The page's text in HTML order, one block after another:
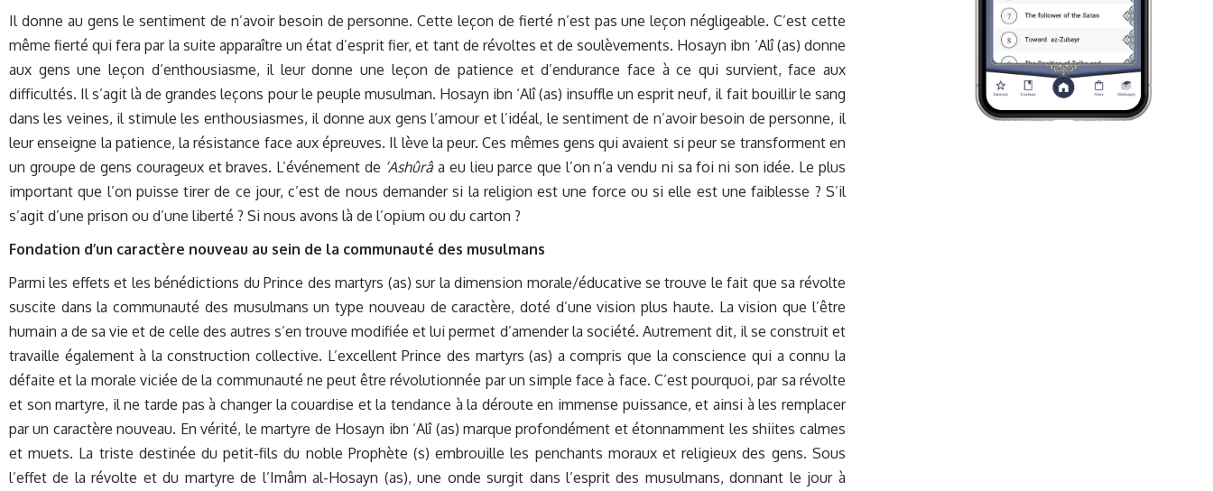
Il donne au gens le sentiment de n’avoir besoin de personne. Cette leçon de fierté n’est pas une leçon négligeable. C’est cette
même fierté qui fera par la suite apparaître un état d’esprit fier, et tant de révoltes et de soulèvements. Hosayn ibn ‘Alî (as) donne
aux gens une leçon d’enthousiasme, il leur donne une leçon de patience et d’endurance face à ce qui survient, face aux
difficultés. Il s’agit là de grandes leçons pour le peuple musulman. Hosayn ibn ‘Alî (as) insuffle un esprit neuf, il fait bouillir le sang
dans les veines, il stimule les enthousiasmes, il donne aux gens l’amour et l’idéal, le sentiment de n’avoir besoin de personne, il
leur enseigne la patience, la résistance face aux épreuves. Il lève la peur. Ces mêmes gens qui avaient si peur se transforment en
un groupe de gens courageux et braves. L’événement de ‘Ashûrâ a eu lieu parce que l’on n’a vendu ni sa foi ni son idée. Le plus
important que l’on puisse tirer de ce jour, c’est de nous demander si la religion est une force ou si elle est une faiblesse ? S’il
s’agit d’une prison ou d’une liberté ? Si nous avons là de l’opium ou du carton ?
Fondation d’un caractère nouveau au sein de la communauté des musulmans
Parmi les effets et les bénédictions du Prince des martyrs (as) sur la dimension morale/éducative se trouve le fait que sa révolte
suscite dans la communauté des musulmans un type nouveau de caractère, doté d’une vision plus haute. La vision que l’être
humain a de sa vie et de celle des autres s’en trouve modifiée et lui permet d’amender la société. Autrement dit, il se construit et
travaille également à la construction collective. L’excellent Prince des martyrs (as) a compris que la conscience qui a connu la
défaite et la morale viciée de la communauté ne peut être révolutionnée par un simple face à face. C’est pourquoi, par sa révolte
et son martyre, il ne tarde pas à changer la couardise et la tendance à la déroute en immense puissance, et ainsi à les remplacer
par un caractère nouveau. En vérité, le martyre de Hosayn ibn ‘Alî (as) marque profondément et étonnamment les shiites calmes
et muets. La triste destinée du petit-fils du noble Prophète (s) embrouille les penchants moraux et religieux des gens. Sous
l’effet de la révolte et du martyre de l’Imâm al-Hosayn (as), une onde surgit dans l’esprit des musulmans, donnant le jour à